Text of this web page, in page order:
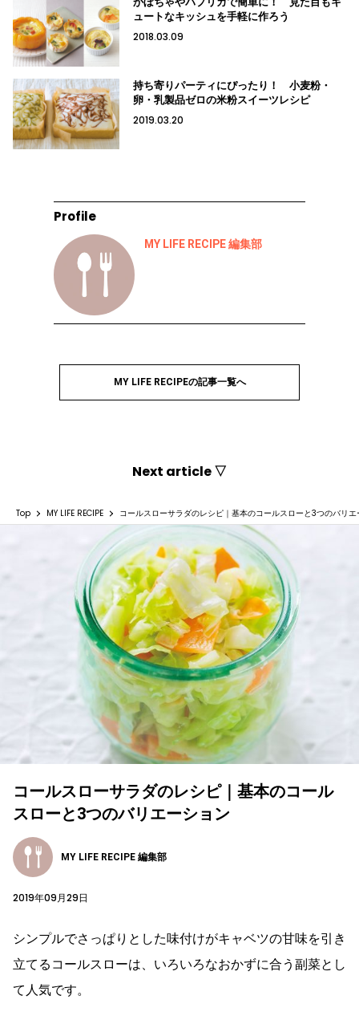
ュートなキッシュを手軽に作ろう
2018.03.09
持ち寄りパーティにぴったり！ 小麦粉・
卵・乳製品ゼロの米粉スイーツレシピ
2019.03.20
Profile
MY LIFE RECIPE 編集部
MY LIFE RECIPEの記事一覧へ
Next article ▽
Top MY LIFE RECIPE コールスローサラダのレシピ｜基本のコールスローと3つのバリ
コールスローサラダのレシピ｜基本のコール
スローと3つのバリエーション
MY LIFE RECIPE 編集部
2019年09月29日
シンプルでさっぱりとした味付けがキャベツの甘味を引き
立てるコールスローは、いろいろなおかずに合う副菜とし
て人気です。